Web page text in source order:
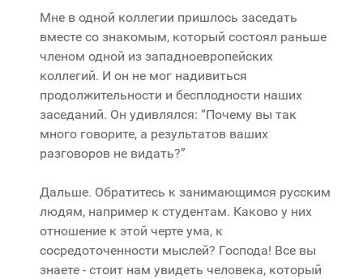
Мне в одной коллегии пришлось заседать
вместе со знакомым, который состоял раньше
членом одной из западноевропейских
коллегий. И он не мог надивиться
продолжительности и бесплодности наших
заседаний. Он удивлялся: “Почему вы так
много говорите, а результатов ваших
разговоров не видать?”
Дальше. Обратитесь к занимающимся русским
людям, например к студентам. Каково у них
отношение к этой черте ума, к
сосредоточенности мыслей? Господа! Все вы
знаете - стоит нам увидеть человека, который